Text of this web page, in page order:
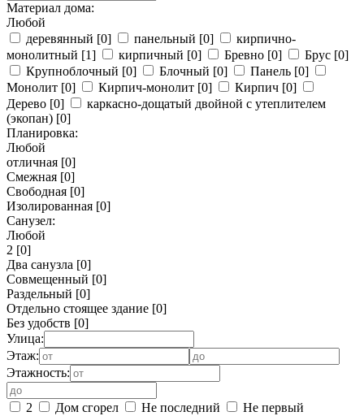
Материал дома:
Любой
деревянный [0] панельный [0]
кирпично-
монолитный [1] кирпичный [0] Бревно [0] Брус [0]
Крупноблочный [0] Блочный [0] Панель [0]
Монолит [0] Кирпич-монолит [0] Кирпич [0]
Дерево [0]
каркасно-дощатый двойной с утеплителем
(экопан) [0]
Планировка:
Любой
отличная [0]
Смежная [0]
Свободная [0]
Изолированная [0]
Санузел:
Любой
2 [0]
Два санузла [0]
Совмещенный [0]
Раздельный [0]
Отдельно стоящее здание [0]
Без удобств [0]
Улица:
Этаж:
Этажность:
2 Дом сгорел Не последний
Не первый